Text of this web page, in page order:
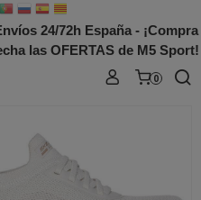
24/72h España - ¡Compra
las OFERTAS de M5 Sport!
0